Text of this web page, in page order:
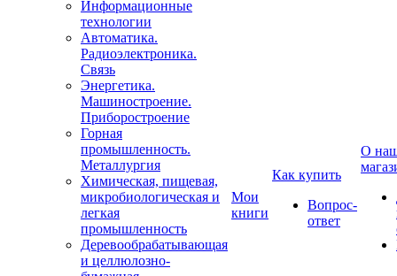
Информационные
технологии
Автоматика.
Радиоэлектроника.
Связь
Энергетика.
Машиностроение.
Приборостроение
Горная
промышленность.
Металлургия
Химическая, пищевая,
микробиологическая и
легкая
промышленность
Деревообрабатывающая
и целлюлозно-
Мои
книги
Как купить
Вопрос-
ответ
О